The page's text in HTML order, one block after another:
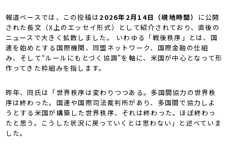
報道ベースでは、この投稿は2026年2月14日（現地時間）
に公開
された長文（X上のエッセイ形式）として紹介されており、直後の
ニュースで大きく拡散しました。 いわゆる「戦後秩序」とは、国
連を始めとする国際機関、同盟ネットワーク、国際金融の仕組
み、そして“ルールにもとづく協調”を軸に、米国が中心となって形
作ってきた枠組みを指します。
昨年、同氏は「世界秩序は変わりつつある。多国間協力の世界秩
序は終わった。国連や国際司法裁判所があり、多国間で協力しよ
うとする米国が構築した世界秩序、それは終わった。ほぼ終わっ
たと思う。こうした状況に戻っていくとは思わない」と述べていま
した。